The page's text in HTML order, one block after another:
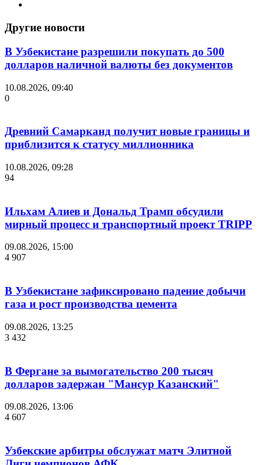
Другие новости
В Узбекистане разрешили покупать до 500
долларов наличной валюты без документов
10.08.2026, 09:40
0
Древний Самарканд получит новые границы и
приблизится к статусу миллионника
10.08.2026, 09:28
94
Ильхам Алиев и Дональд Трамп обсудили
мирный процесс и транспортный проект TRIPP
09.08.2026, 15:00
4 907
В Узбекистане зафиксировано падение добычи
газа и рост производства цемента
09.08.2026, 13:25
3 432
В Фергане за вымогательство 200 тысяч
долларов задержан "Мансур Казанский"
09.08.2026, 13:06
4 607
Узбекские арбитры обслужат матч Элитной